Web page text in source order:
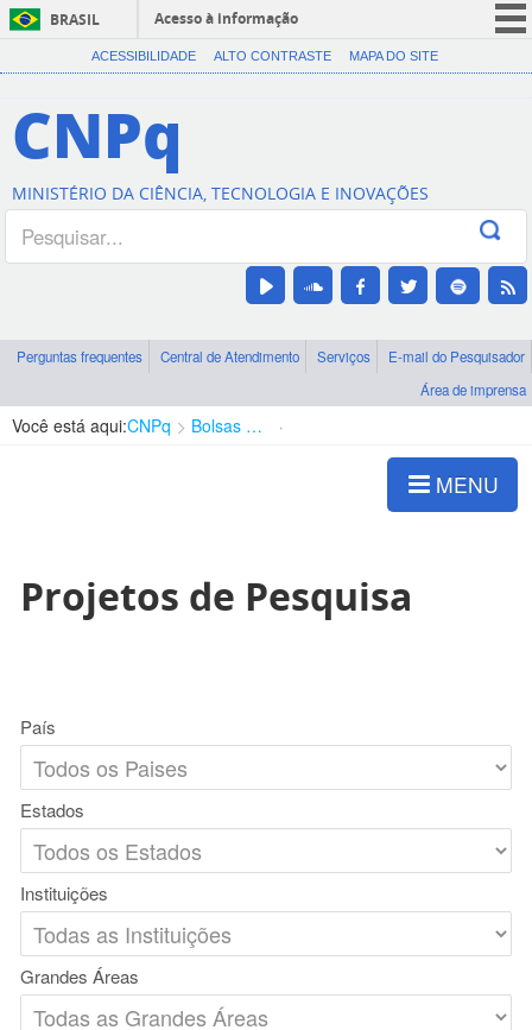
BRASIL
Acesso à informação
CORONAVÍRUS (COVID-19)
Canais
ACESSIBILIDADE ALTO CONTRASTE MAPA DO SITE
CNPq
MINISTÉRIO DA CIÊNCIA, TECNOLOGIA E INOVAÇÕES
Perguntas frequentes Central de Atendimento Serviços
E-mail do Pesquisador
Área de imprensa
Você está aqui:CNPq Bolsas e Auxílios Vigentes
MENU
Projetos de Pesquisa
País
Estados
Instituições
Grandes Áreas